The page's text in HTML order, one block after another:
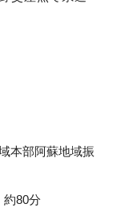
本部阿蘇地域振
80分